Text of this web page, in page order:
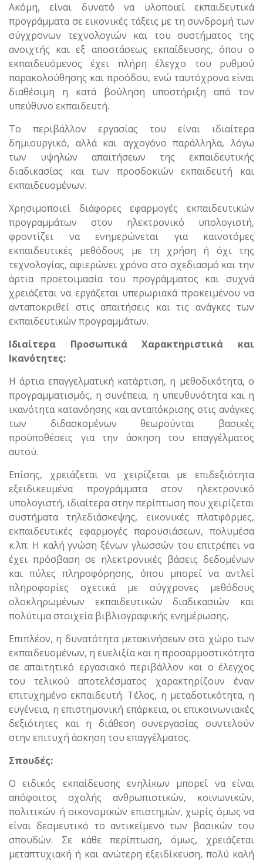
Ακόμη, είναι δυνατό να υλοποιεί εκπαιδευτικά
προγράμματα σε εικονικές τάξεις με τη συνδρομή των
σύγχρονων τεχνολογιών και του συστήματος της
ανοιχτής και εξ αποστάσεως εκπαίδευσης, όπου ο
εκπαιδευόμενος έχει πλήρη έλεγχο του ρυθμού
παρακολούθησης και προόδου, ενώ ταυτόχρονα είναι
διαθέσιμη η κατά βούληση υποστήριξη από τον
υπεύθυνο εκπαιδευτή.
Το περιβάλλον εργασίας του είναι ιδιαίτερα
δημιουργικό, αλλά και αγχογόνο παράλληλα, λόγω
των υψηλών απαιτήσεων της εκπαιδευτικής
διαδικασίας και των προσδοκιών εκπαιδευτή και
εκπαιδευομένων.
Χρησιμοποιεί διάφορες εφαρμογές εκπαιδευτικών
προγραμμάτων στον ηλεκτρονικό υπολογιστή,
φροντίζει να ενημερώνεται για καινοτόμες
εκπαιδευτικές μεθόδους με τη χρήση ή όχι της
τεχνολογίας, αφιερώνει χρόνο στο σχεδιασμό και την
άρτια προετοιμασία του προγράμματος και συχνά
χρειάζεται να εργάζεται υπερωριακά προκειμένου να
ανταποκριθεί στις απαιτήσεις και τις ανάγκες των
εκπαιδευτικών προγραμμάτων.
Ιδιαίτερα Προσωπικά Χαρακτηριστικά και
Ικανότητες:
Η άρτια επαγγελματική κατάρτιση, η μεθοδικότητα, ο
προγραμματισμός, η συνέπεια, η υπευθυνότητα και η
ικανότητα κατανόησης και ανταπόκρισης στις ανάγκες
των διδασκομένων θεωρούνται βασικές
προϋποθέσεις για την άσκηση του επαγγέλματος
αυτού.
Επίσης, χρειάζεται να χειρίζεται με επιδεξιότητα
εξειδικευμένα προγράμματα στον ηλεκτρονικό
υπολογιστή, ιδιαίτερα στην περίπτωση που χειρίζεται
συστήματα τηλεδιάσκεψης, εικονικές πλατφόρμες,
εκπαιδευτικές εφαρμογές παρουσιάσεων, πολυμέσα
κ.λπ. Η καλή γνώση ξένων γλωσσών του επιτρέπει να
έχει πρόσβαση σε ηλεκτρονικές βάσεις δεδομένων
και πύλες πληροφόρησης, όπου μπορεί να αντλεί
πληροφορίες σχετικά με σύγχρονες μεθόδους
ολοκληρωμένων εκπαιδευτικών διαδικασιών και
πολύτιμα στοιχεία βιβλιογραφικής ενημέρωσης.
Επιπλέον, η δυνατότητα μετακινήσεων στο χώρο των
εκπαιδευομένων, η ευελιξία και η προσαρμοστικότητα
σε απαιτητικό εργασιακό περιβάλλον και ο έλεγχος
του τελικού αποτελέσματος χαρακτηρίζουν έναν
επιτυχημένο εκπαιδευτή. Τέλος, η μεταδοτικότητα, η
ευγένεια, η επιστημονική επάρκεια, οι επικοινωνιακές
δεξιότητες και η διάθεση συνεργασίας συντελούν
στην επιτυχή άσκηση του επαγγέλματος.
Σπουδές:
Ο ειδικός εκπαίδευσης ενηλίκων μπορεί να είναι
απόφοιτος σχολής ανθρωπιστικών, κοινωνικών,
πολιτικών ή οικονομικών επιστημών, χωρίς όμως να
είναι δεσμευτικό το αντικείμενο των βασικών του
σπουδών. Σε κάθε περίπτωση, όμως, χρειάζεται
μεταπτυχιακή ή και ανώτερη εξειδίκευση, πολύ καλή